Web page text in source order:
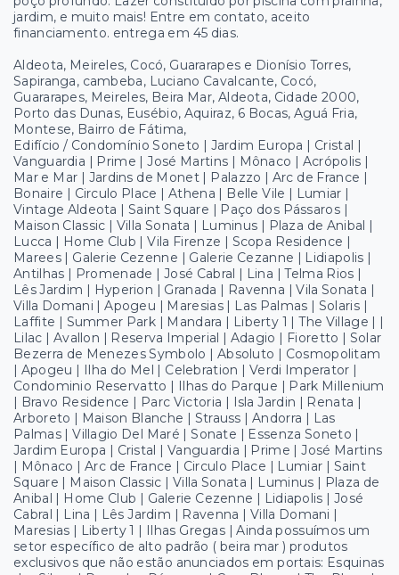
jardim, e muito mais! Entre em contato, aceito
financiamento. entrega em 45 dias.
Aldeota, Meireles, Cocó, Guararapes e Dionísio Torres,
Sapiranga, cambeba, Luciano Cavalcante, Cocó,
Guararapes, Meireles, Beira Mar, Aldeota, Cidade 2000,
Porto das Dunas, Eusébio, Aquiraz, 6 Bocas, Aguá Fria,
Montese, Bairro de Fátima,
Edifício / Condomínio Soneto | Jardim Europa | Cristal |
Vanguardia | Prime | José Martins | Mônaco | Acrópolis |
Mar e Mar | Jardins de Monet | Palazzo | Arc de France |
Bonaire | Circulo Place | Athena | Belle Vile | Lumiar |
Vintage Aldeota | Saint Square | Paço dos Pássaros |
Maison Classic | Villa Sonata | Luminus | Plaza de Anibal |
Lucca | Home Club | Vila Firenze | Scopa Residence |
Marees | Galerie Cezenne | Galerie Cezanne | Lidiapolis |
Antilhas | Promenade | José Cabral | Lina | Telma Rios |
Lês Jardim | Hyperion | Granada | Ravenna | Vila Sonata |
Villa Domani | Apogeu | Maresias | Las Palmas | Solaris |
Laffite | Summer Park | Mandara | Liberty 1 | The Village | |
Lilac | Avallon | Reserva Imperial | Adagio | Fioretto | Solar
Bezerra de Menezes Symbolo | Absoluto | Cosmopolitam
| Apogeu | Ilha do Mel | Celebration | Verdi Imperator |
Condominio Reservatto | Ilhas do Parque | Park Millenium
| Bravo Residence | Parc Victoria | Isla Jardin | Renata |
Arboreto | Maison Blanche | Strauss | Andorra | Las
Palmas | Villagio Del Maré | Sonate | Essenza Soneto |
Jardim Europa | Cristal | Vanguardia | Prime | José Martins
| Mônaco | Arc de France | Circulo Place | Lumiar | Saint
Square | Maison Classic | Villa Sonata | Luminus | Plaza de
Anibal | Home Club | Galerie Cezenne | Lidiapolis | José
Cabral | Lina | Lês Jardim | Ravenna | Villa Domani |
Maresias | Liberty 1 | Ilhas Gregas | Ainda possuímos um
setor específico de alto padrão ( beira mar ) produtos
exclusivos que não estão anunciados em portais: Esquinas